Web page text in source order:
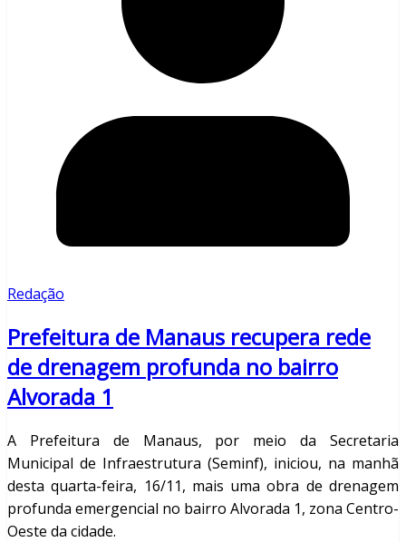
Redação
Prefeitura de Manaus recupera rede
de drenagem profunda no bairro
Alvorada 1
A Prefeitura de Manaus, por meio da Secretaria
Municipal de Infraestrutura (Seminf), iniciou, na manhã
desta quarta-feira, 16/11, mais uma obra de drenagem
profunda emergencial no bairro Alvorada 1, zona Centro-
Oeste da cidade.